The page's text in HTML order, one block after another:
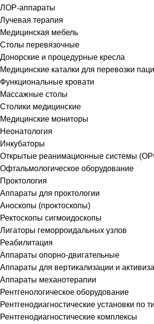
ЛОР-аппараты
Лучевая терапия
Медицинская мебель
Столы перевязочные
Донорские и процедурные кресла
Медицинские каталки для перевозки
Функциональные кровати
Массажные столы
Столики медицинские
Медицинские мониторы
Неонатология
Инкубаторы
Открытые реанимационные системы
Офтальмологическое оборудование
Проктология
Аппараты для проктологии
Аноскопы (проктоскопы)
Ректоскопы сигмоидоскопы
Лигаторы геморроидальных узлов
Реабилитация
Аппараты опорно-двигательные
Аппараты для вертикализации и
Аппараты механотерапии
Рентгенологическое оборудование
Рентгенодиагностические установки по
Рентгенодиагностические комплексы